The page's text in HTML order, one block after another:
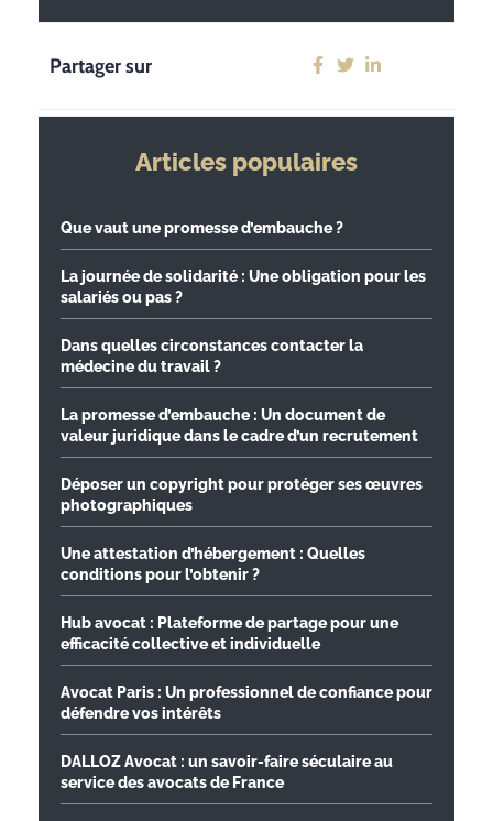
Partager sur
Articles populaires
Que vaut une promesse d’embauche ?
La journée de solidarité : Une obligation pour les
salariés ou pas ?
Dans quelles circonstances contacter la
médecine du travail ?
La promesse d’embauche : Un document de
valeur juridique dans le cadre d’un recrutement
Déposer un copyright pour protéger ses œuvres
photographiques
Une attestation d’hébergement : Quelles
conditions pour l’obtenir ?
Hub avocat : Plateforme de partage pour une
efficacité collective et individuelle
Avocat Paris : Un professionnel de confiance pour
défendre vos intérêts
DALLOZ Avocat : un savoir-faire séculaire au
service des avocats de France